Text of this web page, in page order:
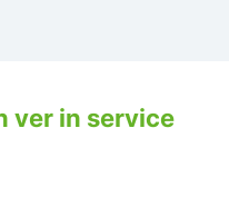
ver in service